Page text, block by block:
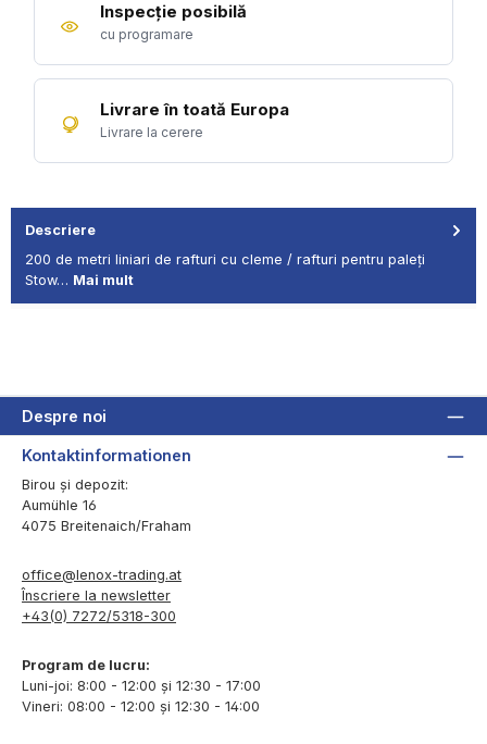
Inspecție posibilă
cu programare
Livrare în toată Europa
Livrare la cerere
Descriere
200 de metri liniari de rafturi cu cleme / rafturi pentru paleți
Stow… Mai mult
Despre noi
Kontaktinformationen
Birou și depozit:
Aumühle 16
4075 Breitenaich/Fraham
office@lenox-trading.at
Înscriere la newsletter
+43(0) 7272/5318-300
Program de lucru:
Luni-joi: 8:00 - 12:00 și 12:30 - 17:00
Vineri: 08:00 - 12:00 și 12:30 - 14:00